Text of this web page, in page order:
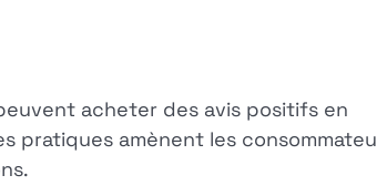
acheter des avis positifs en
pratiques amènent les